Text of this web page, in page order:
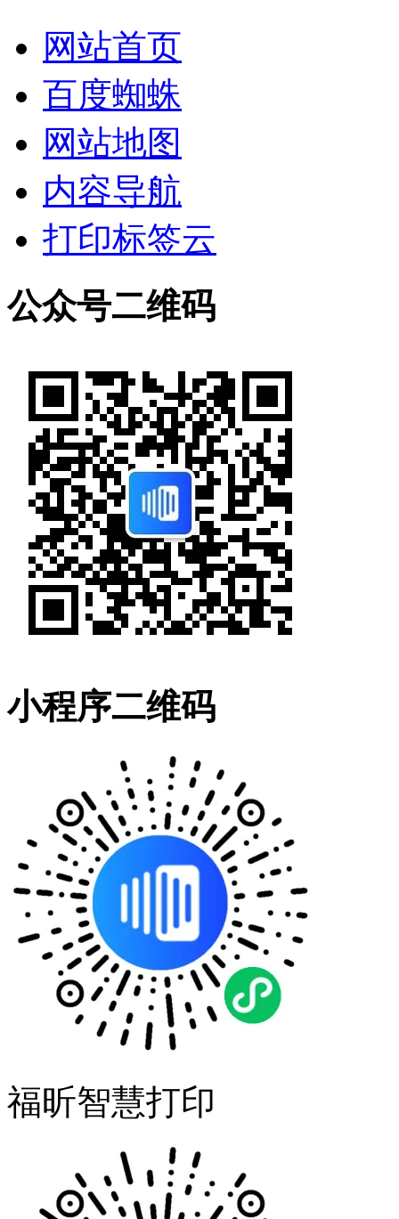
网站首页
百度蜘蛛
网站地图
内容导航
打印标签云
公众号二维码
小程序二维码
福昕智慧打印